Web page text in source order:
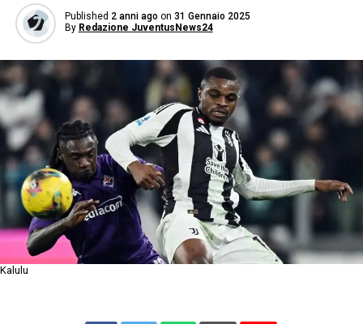
Published 2 anni ago on 31 Gennaio 2025
By Redazione JuventusNews24
Kalulu